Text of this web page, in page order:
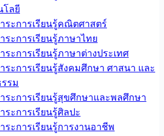
โลยี
ระการเรียนรู้คณิตศาสตร์
ระการเรียนรู้ภาษาไทย
ระการเรียนรู้ภาษาต่างประเทศ
ระการเรียนรู้สังคมศึกษา ศาสนา และ
รม
ระการเรียนรู้สุขศึกษาและพลศึกษา
ระการเรียนรู้ศิลปะ
ระการเรียนรู้การงานอาชีพ